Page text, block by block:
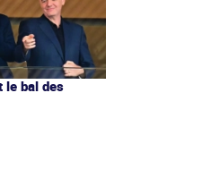
le bal des